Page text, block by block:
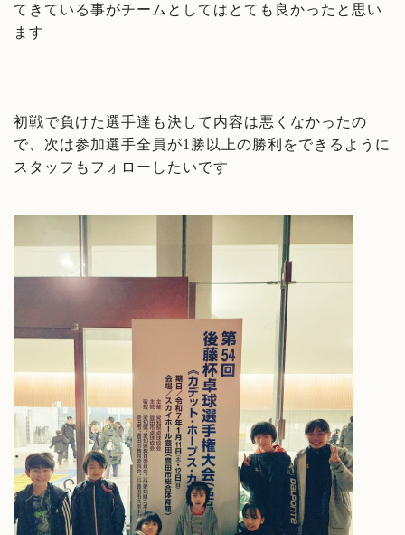
てきている事がチームとしてはとても良かったと思い
ます
初戦で負けた選手達も決して内容は悪くなかったの
で、次は参加選手全員が1勝以上の勝利をできるように
スタッフもフォローしたいです